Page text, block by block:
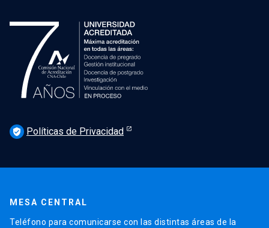
verified_user Políticas de Privacidad
MESA CENTRAL
Teléfono para comunicarse con las distintas áreas de la